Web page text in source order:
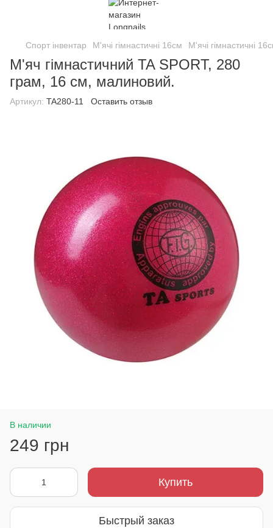
Спорт інвентар М'ячі гімнастичні 16см М'ячі гімнастичні
М'яч гімнастичний TA SPORT, 280
грам, 16 см, малиновий.
Артикул: TA280-11 Оставить отзыв
В наличии
249 грн
Купить
Быстрый заказ